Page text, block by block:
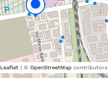
Leaflet| © OpenStreetMapcontributors